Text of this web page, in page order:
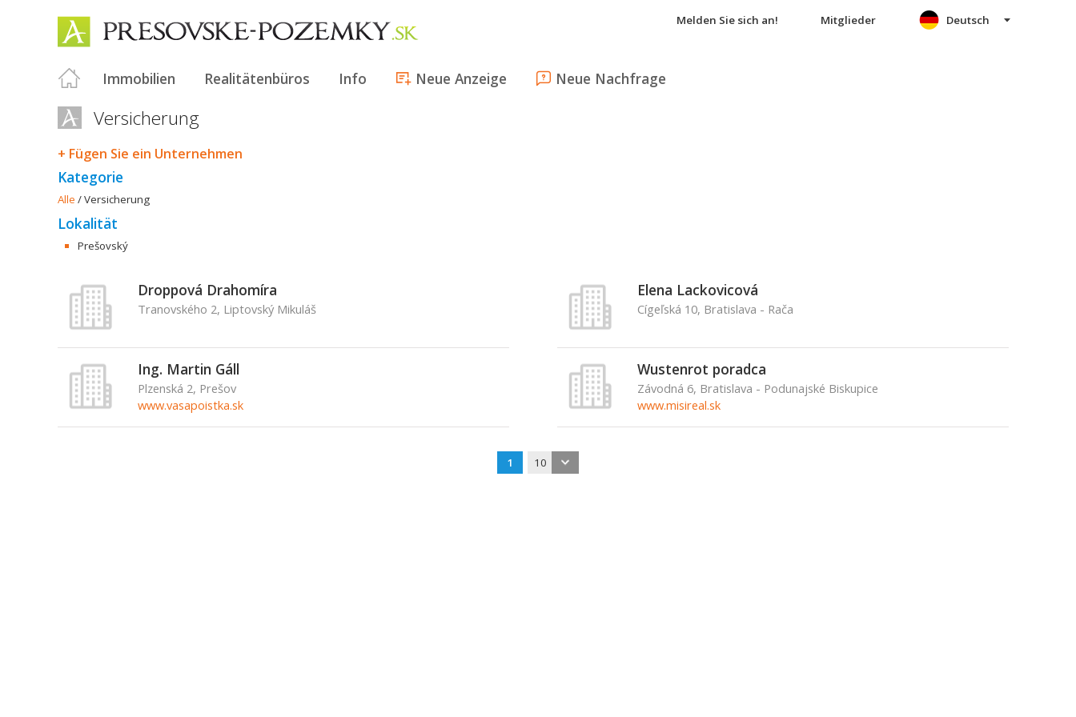
Melden Sie sich an! Mitglieder
Immobilien Realitätenbüros Info Neue Anzeige Neue Nachfrage
Deutsch
Versicherung
+ Fügen Sie ein Unternehmen
Kategorie
Alle /Versicherung
Lokalität
Prešovský
Droppová Drahomíra
Tranovského 2, Liptovský Mikuláš
Elena Lackovicová
Cígeľská 10, Bratislava - Rača
Ing. Martin Gáll
Plzenská 2, Prešov
www.vasapoistka.sk
Wustenrot poradca
Závodná 6, Bratislava - Podunajské Biskupice
www.misireal.sk
1 10